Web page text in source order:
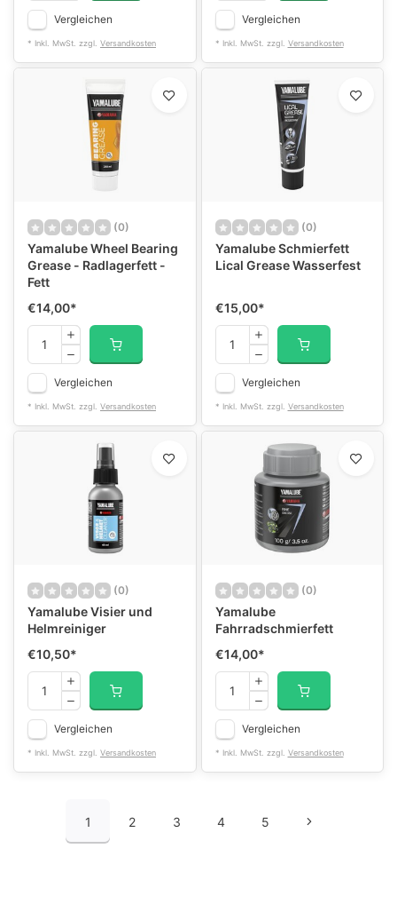
Vergleichen
* Inkl. MwSt. zzgl. Versandkosten
Vergleichen
* Inkl. MwSt. zzgl. Versandkosten
(0)
Yamalube Wheel Bearing
Grease - Radlagerfett -
Fett
€14,00*
Vergleichen
* Inkl. MwSt. zzgl. Versandkosten
(0)
Yamalube Schmierfett
Lical Grease Wasserfest
€15,00*
Vergleichen
* Inkl. MwSt. zzgl. Versandkosten
(0)
Yamalube Visier und
Helmreiniger
€10,50*
Vergleichen
* Inkl. MwSt. zzgl. Versandkosten
(0)
Yamalube
Fahrradschmierfett
€14,00*
Vergleichen
* Inkl. MwSt. zzgl. Versandkosten
1 2 3 4 5